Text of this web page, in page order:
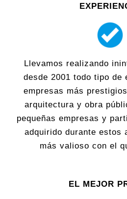
Llevamos realizando
desde 2001 todo tipo de
empresas más
arquitectura y obra
pequeñas empresas y
adquirido durante estos
más valioso con el
EL MEJOR